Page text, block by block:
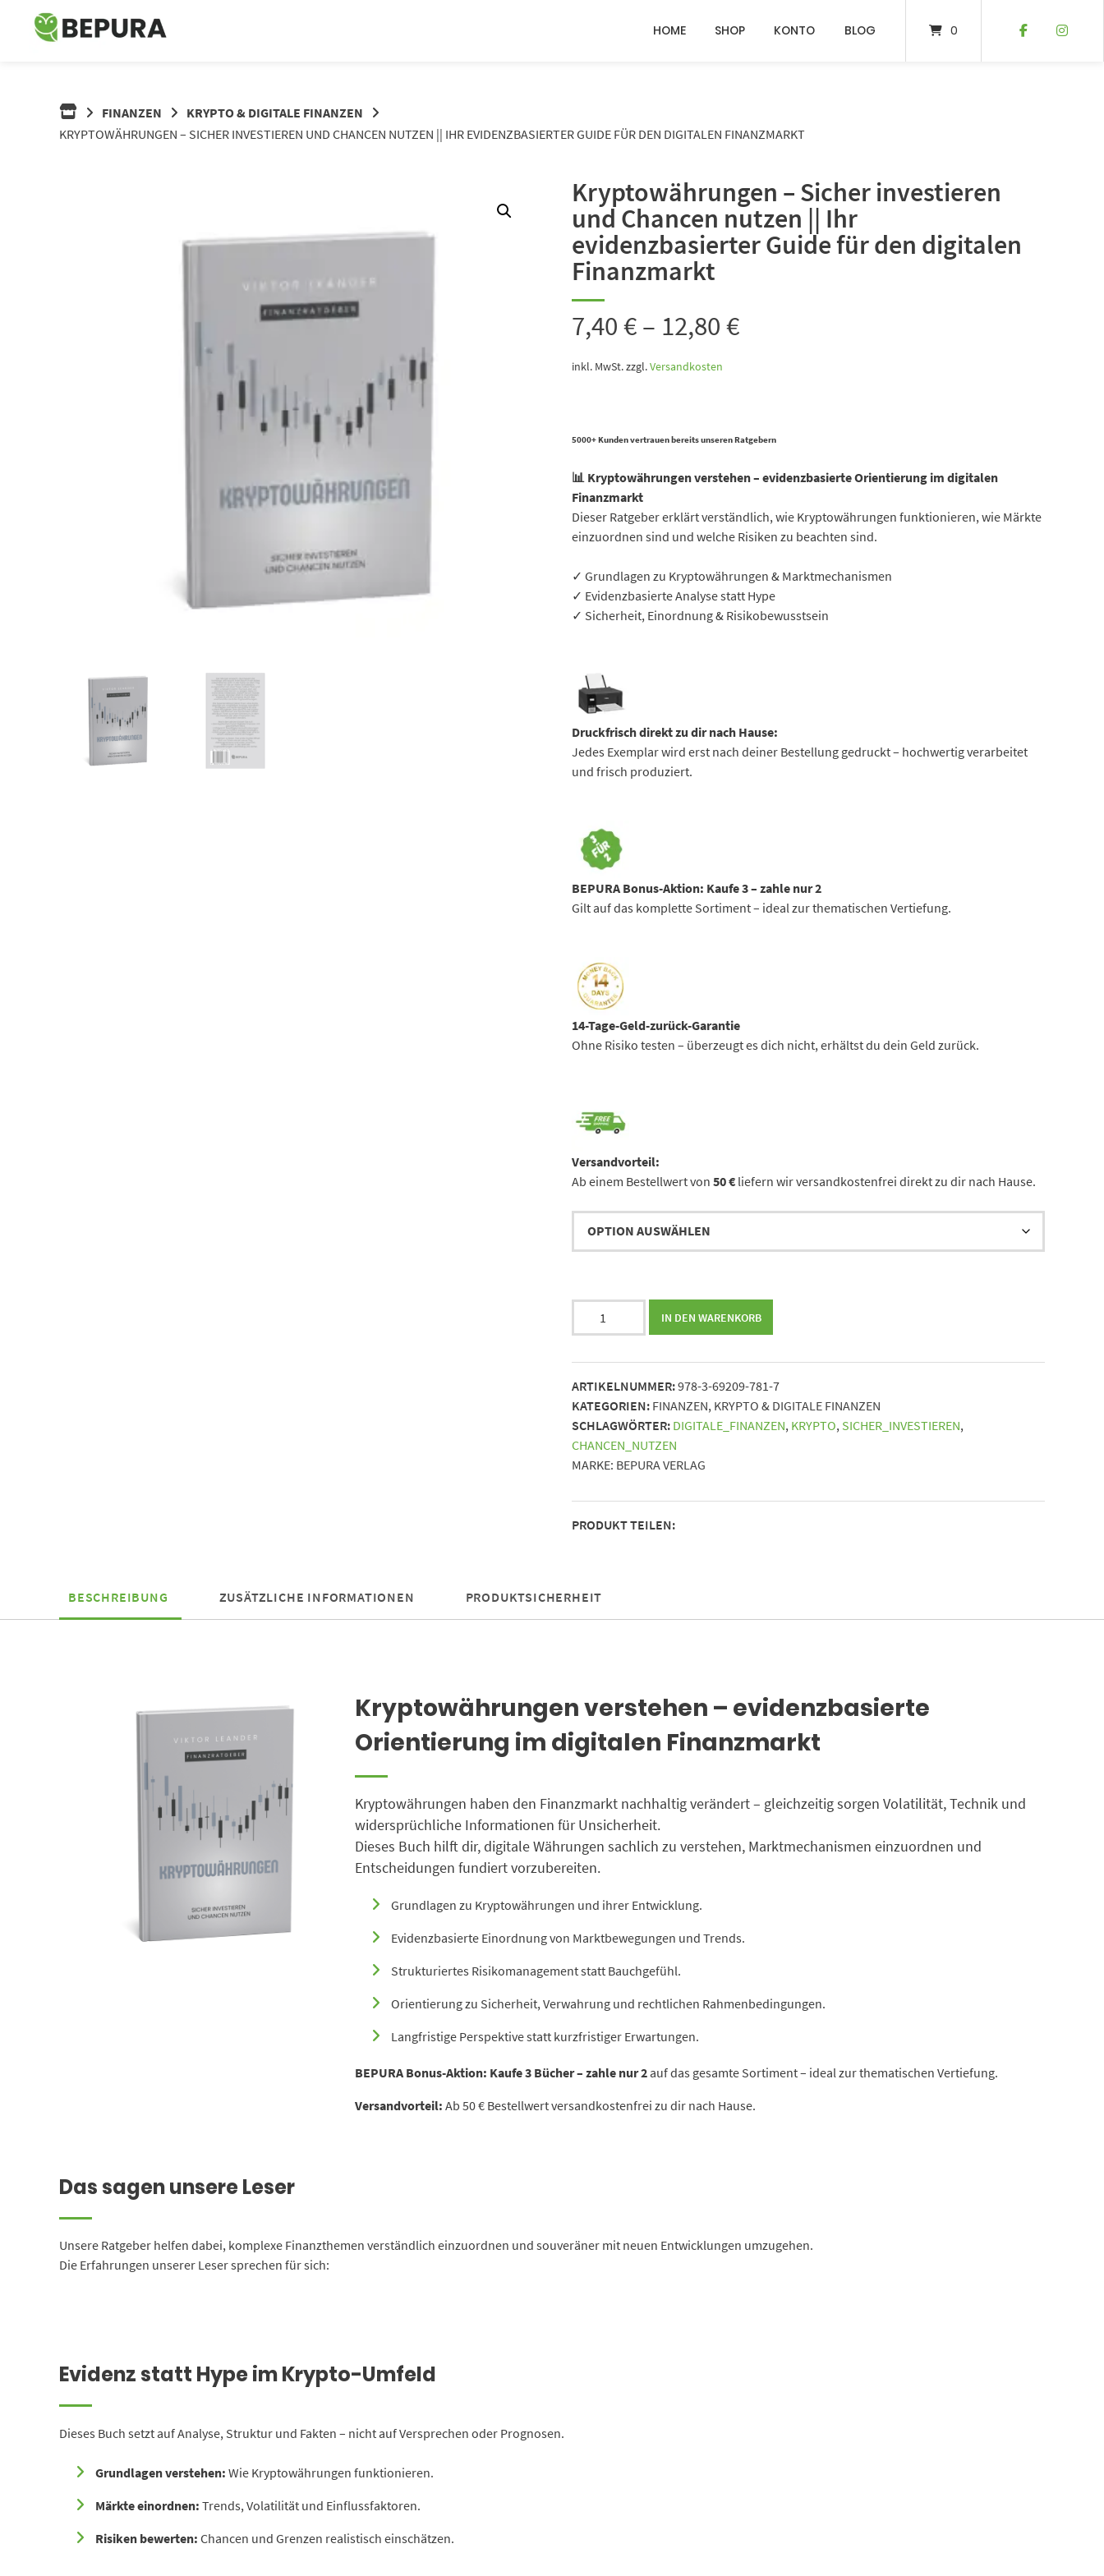
Springe
HOME SHOP KONTO BLOG 0
FINANZEN
KRYPTO & DIGITALE FINANZEN
KRYPTOWÄHRUNGEN – SICHER INVESTIEREN UND CHANCEN NUTZEN || IHR EVIDENZBASIERTER GUIDE FÜR DEN DIGITALEN FINANZMARKT
Kryptowährungen – Sicher investieren
und Chancen nutzen || Ihr
evidenzbasierter Guide für den digitalen
Finanzmarkt
7,40€– 12,80€
inkl. MwSt.zzgl.Versandkosten
5000+ Kunden vertrauen bereits unseren Ratgebern
📊 Kryptowährungen verstehen – evidenzbasierte Orientierung im digitalen
Finanzmarkt
Dieser Ratgeber erklärt verständlich, wie Kryptowährungen funktionieren, wie Märkte
einzuordnen sind und welche Risiken zu beachten sind.
✓ Grundlagen zu Kryptowährungen & Marktmechanismen
✓ Evidenzbasierte Analyse statt Hype
✓ Sicherheit, Einordnung & Risikobewusstsein
Druckfrisch direkt zu dir nach Hause:
Jedes Exemplar wird erst nach deiner Bestellung gedruckt – hochwertig verarbeitet
und frisch produziert.
BEPURA Bonus-Aktion: Kaufe 3 – zahle nur 2
Gilt auf das komplette Sortiment – ideal zur thematischen Vertiefung.
14-Tage-Geld-zurück-Garantie
Ohne Risiko testen – überzeugt es dich nicht, erhältst du dein Geld zurück.
Versandvorteil:
Ab einem Bestellwert von 50 € liefern wir versandkostenfrei direkt zu dir nach Hause.
investieren
und
Chancen
nutzen
||
Ihr
Guide
für
Menge
IN DEN WARENKORB
ARTIKELNUMMER:978-3-69209-781-7
KATEGORIEN: FINANZEN, KRYPTO & DIGITALE FINANZEN
SCHLAGWÖRTER: DIGITALE_FINANZEN, KRYPTO, SICHER_INVESTIEREN,
CHANCEN_NUTZEN
MARKE: BEPURA VERLAG
PRODUKT TEILEN:
BESCHREIBUNG ZUSÄTZLICHE INFORMATIONEN PRODUKTSICHERHEIT
Kryptowährungen verstehen – evidenzbasierte
Orientierung im digitalen Finanzmarkt
Kryptowährungen haben den Finanzmarkt nachhaltig verändert – gleichzeitig sorgen Volatilität, Technik und
widersprüchliche Informationen für Unsicherheit.
Dieses Buch hilft dir, digitale Währungen sachlich zu verstehen, Marktmechanismen einzuordnen und
Entscheidungen fundiert vorzubereiten.
Grundlagen zu Kryptowährungen und ihrer Entwicklung.
Evidenzbasierte Einordnung von Marktbewegungen und Trends.
Strukturiertes Risikomanagement statt Bauchgefühl.
Orientierung zu Sicherheit, Verwahrung und rechtlichen Rahmenbedingungen.
Langfristige Perspektive statt kurzfristiger Erwartungen.
BEPURA Bonus-Aktion: Kaufe 3 Bücher – zahle nur 2auf das gesamte Sortiment – ideal zur thematischen Vertiefung.
Versandvorteil: Ab 50 € Bestellwert versandkostenfrei zu dir nach Hause.
Das sagen unsere Leser
Unsere Ratgeber helfen dabei, komplexe Finanzthemen verständlich einzuordnen und souveräner mit neuen Entwicklungen umzugehen.
Die Erfahrungen unserer Leser sprechen für sich:
Evidenz statt Hype im Krypto-Umfeld
Dieses Buch setzt auf Analyse, Struktur und Fakten – nicht auf Versprechen oder Prognosen.
Grundlagen verstehen: Wie Kryptowährungen funktionieren.
Märkte einordnen: Trends, Volatilität und Einflussfaktoren.
Risiken bewerten: Chancen und Grenzen realistisch einschätzen.